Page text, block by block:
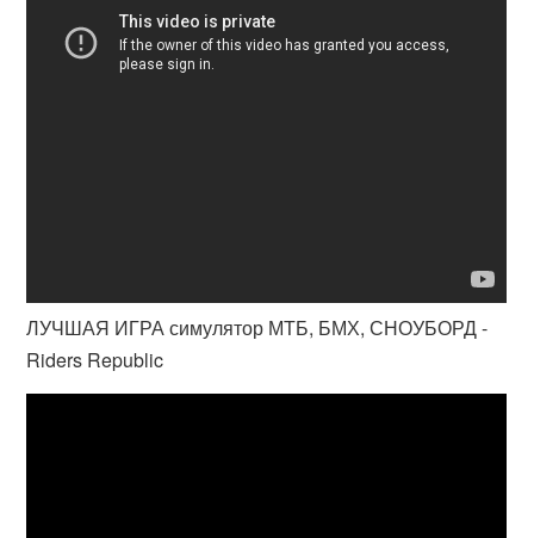
ЛУЧШАЯ ИГРА симулятор МТБ, БМХ, СНОУБОРД -
Riders Republic